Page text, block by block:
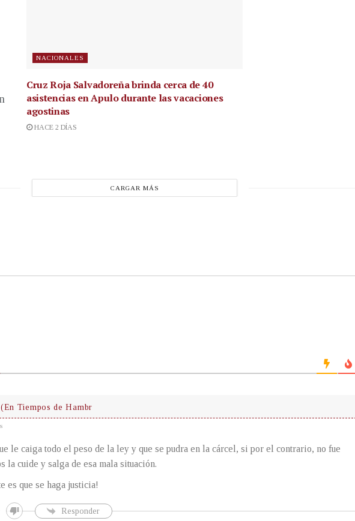
NACIONALES
Cruz Roja Salvadoreña brinda cerca de 40
asistencias en Apulo durante las vacaciones
agostinas
HACE 2 DÍAS
CARGAR MÁS
Tiempos de Hambr
le caiga todo el peso de la ley y que se pudra en la cárcel, si por el contrario, no fue
la cuide y salga de esa mala situación.
es que se haga justicia!
Responder